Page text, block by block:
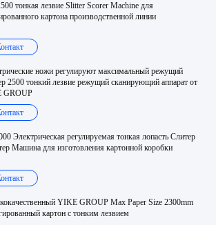
тонкая лезвие Slitter Scorer Machine для
картона производственной линии
ножи регулируют максимальный режущий
2500 тонкий лезвие режущий сканирующий аппарат от
GROUP
Электрическая регулируемая тонкая лопасть Слитер
Машина для изготовления картонной коробки
YIKE GROUP Max Paper Size 2300mm
картон с тонким лезвием